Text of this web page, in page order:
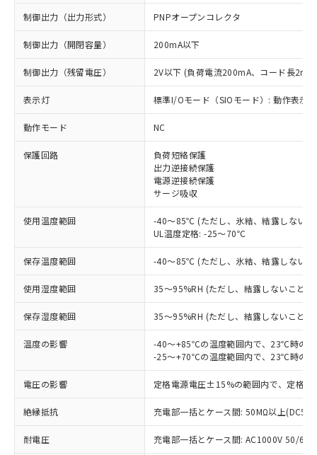
制御出力（出力形式） PNPオープンコレクタ
制御出力（開閉容量） 200mA以下
制御出力（残留電圧） 2V以下 (負荷電流200mA、コード長2m
表示灯 標準I/Oモード（SIOモード）: 動作表示
動作モード NC
保護回路
負荷短絡保護
出力逆接続保護
電源逆接続保護
サージ吸収
使用温度範囲
-40～85℃ (ただし、氷結、結露しないこ
UL温度定格: -25～70℃
保存温度範囲 -40～85℃ (ただし、氷結、結露しないこ
使用湿度範囲 35～95%RH (ただし、結露しないこと)
保存湿度範囲 35～95%RH (ただし、結露しないこと)
温度の影響
-40～+85℃の温度範囲内で、23℃時の
-25～+70℃の温度範囲内で、23℃時の
電圧の影響 定格電源電圧±15%の範囲内で、定格
絶縁抵抗 充電部一括とケース間: 50MΩ以上
耐電圧 充電部一括とケース間: AC1000V 50/
ご利用条件
ご利用ください。
本サービスは、当社制御機器事業取扱
商品の当社在庫状況および標準価格
(税抜)を提供させていただくもので
当社制御機器事業取扱商品の中には、
本サービスの対象外となる商品もある
ことをご了承ください。
対応済み：EU RoHS指令（10物質）の
非含有に対応した製品が提供可能な商品で
有に対応した製品に切り替える予定のある
商品です。
対応予定なし：EU RoHS指令（10物質）の
非含有に非対応の商品で、対応品を出す予
調査・確認中：EU RoHS指令（10物質）の
非含有の対応状況を調査中または確認中の
非該当品：ライセンス料など無形物で、有
害物質有無と関係のない商品です。
仕入先様の事情により、非含有部品として
むを得ず変更することがあります。
※1 中国RoHS○×表
「○」：最大均質材料含有率が中国RoHSの
基準値以下であることを示します。
「×」：最大均質材料含有率が中国RoHSの
基準値を超えていることを示します。
「－」：未確認です。当社販売部門へお問
当社は、これら貴社製品のうち、外国